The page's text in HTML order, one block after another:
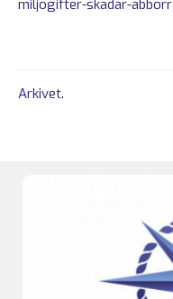
miljogifter-skadar-
Arkivet.